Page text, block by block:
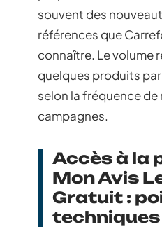
souvent des
références que
connaître. Le volume
quelques produits
selon la fréquence
campagnes.
Accès à la
Mon Avis
Gratuit :
techniques